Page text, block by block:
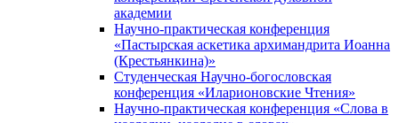
академии
Научно-практическая конференция
«Пастырская аскетика архимандрита Иоанна
(Крестьянкина)»
Студенческая Научно-богословская
конференция «Иларионовские Чтения»
Научно-практическая конференция «Cлова в